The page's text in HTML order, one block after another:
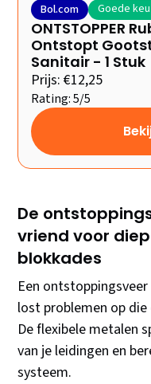
Bol.com Goede
ONTSTOPPER
Ontstopt
Sanitair - 1 Stuk
Prijs: €12,25
Rating: 5/5
De
vriend voor
blokkades
Een
lost problemen op die
De flexibele metalen
van je leidingen en
systeem.